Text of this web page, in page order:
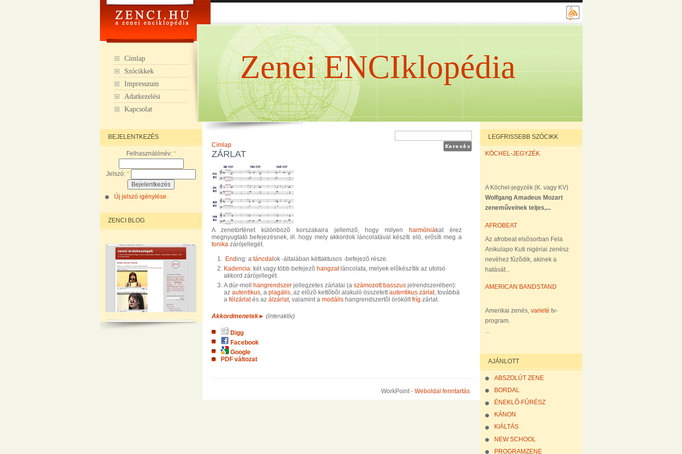
Címlap
Szócikkek
Impresszum
Adatkezelési
Kapcsolat
Zenei ENCIklopédia
BEJELENTKEZÉS
Felhasználónév: *
Jelszó: *
Új jelszó igénylése
ZENCI BLOG
Címlap
ZÁRLAT
A zenetörténet különbözõ korszakaira jellemzõ, hogy milyen harmóniákat érez
megnyugtató befejezésnek, ill. hogy mely akkordok láncolatával készíti elö, erõsíti meg a
tonikazárójellegét.
Ending: a táncdalok -általában kéttaktusos -befejezõ része.
Kadencia: két vagy több befejezõ hangzatláncolata, melyek elõkészítik az utolsó
akkord zárójellegét.
A dúr-moll
hangrendszerjellegzetes zárlatai (a számozott basszusjelrendszerében):
az autentikus, a plagális, az elõzõ kettõbõl alakuló összetettautentikus zárlat, továbbá
a félzárlatés az álzárlat, valamint a modálishangrendszertõl örököltfríg zárlat.
Akkordmenetek► (interaktív)
Digg
Facebook
Google
PDF változat
WorkPoint - Weboldal fenntartás
LEGFRISSEBB SZÓCIKK
KÖCHEL-JEGYZÉK
A Köchel-jegyzék (K. vagy KV)
Wolfgang Amadeus Mozart
zeneműveinek teljes,...
AFROBEAT
Az afrobeat elsõsorban Fela
Anikulapo Kuti nigériai zenész
nevéhez fûzõdik, akinek a
hatását...
AMERICAN BANDSTAND
Amerikai zenés, varieté tv-
program.
...
AJÁNLOTT
ABSZOLÚT ZENE
BORDAL
ÉNEKLÕ-FÛRÉSZ
KÁNON
KIÁLTÁS
NEW SCHOOL
PROGRAMZENE